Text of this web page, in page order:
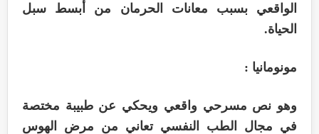
الواقعي بسبب معانات الحرمان من أبسط سبل
الحياة.
مونومانيا :
وهو نص مسرحي واقعي ويحكي عن طبيبة مختصة
في مجال الطب النفسي تعاني من مرض الهوس